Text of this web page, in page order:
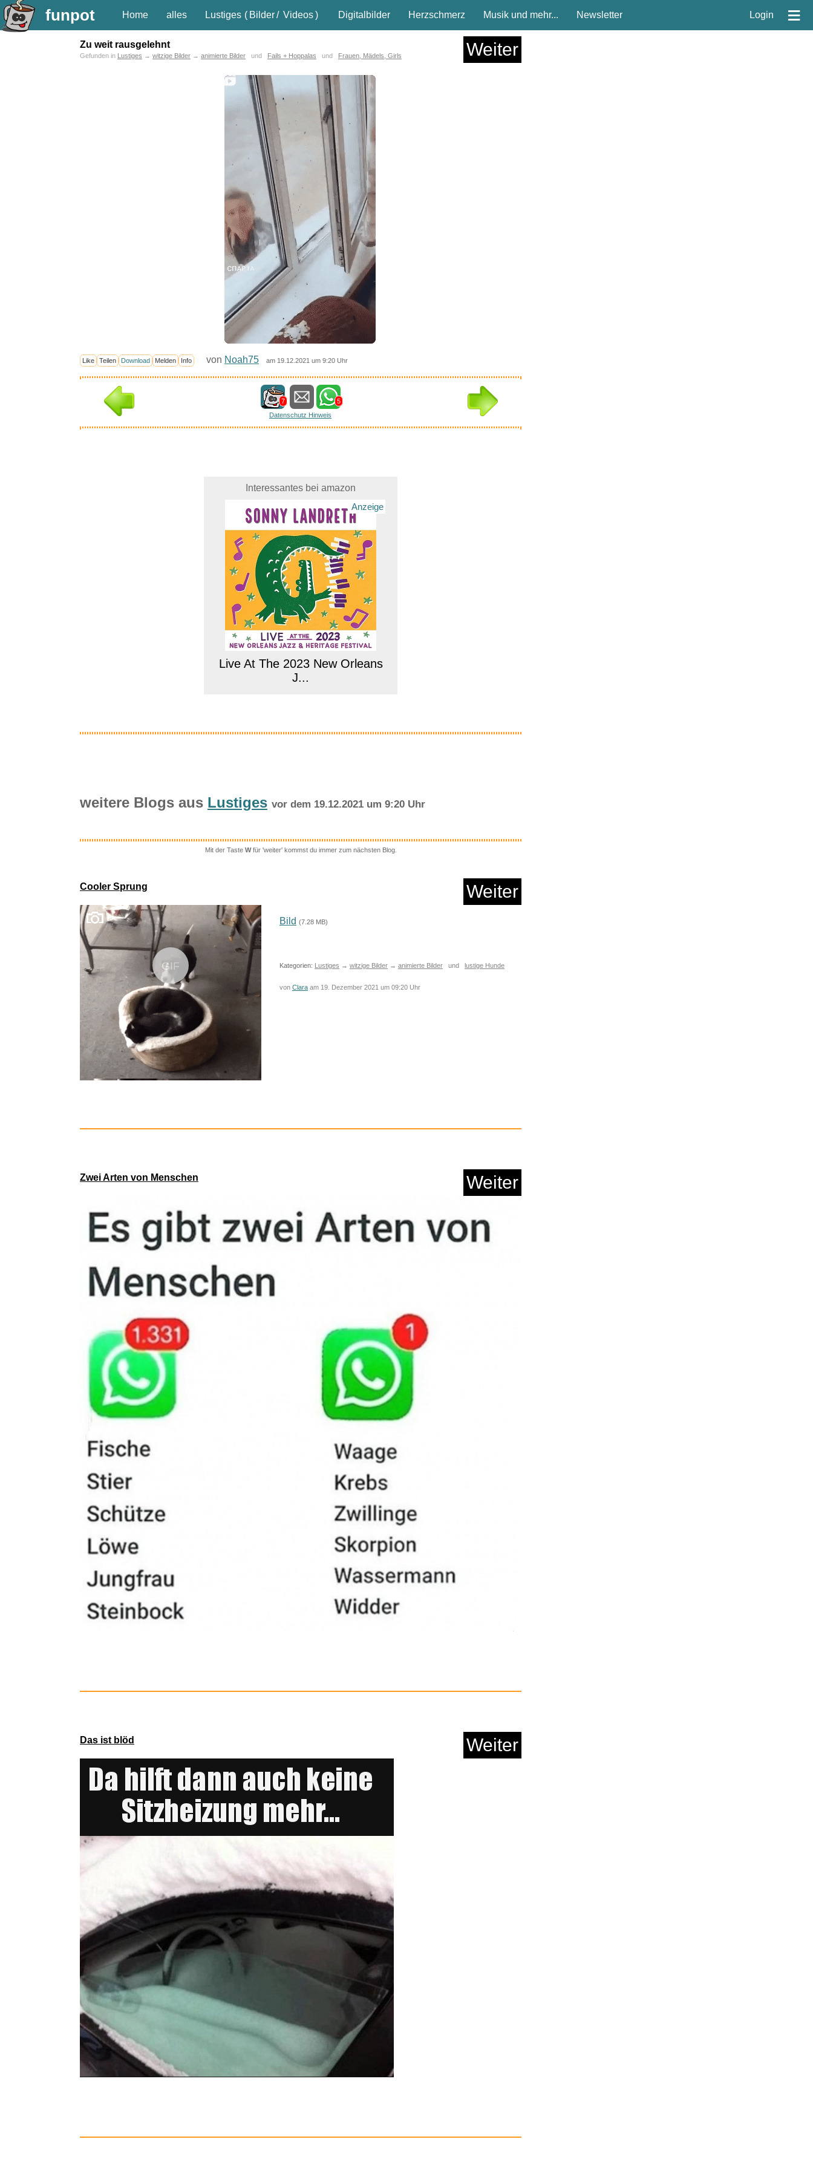
funpot Home alles Lustiges ( Bilder/ Videos) Digitalbilder Herzschmerz Musik und mehr... Newsletter Login ≡
Zu weit rausgelehnt Weiter
Gefunden in Lustiges → witzige Bilder → animierte Bilder und Fails + Hoppalas und Frauen, Mädels, Girls
Like Teilen Download Melden Info von Noah75 am 19.12.2021 um 9:20 Uhr
7
5
Datenschutz Hinweis
Interessantes bei amazon
Anzeige
Live At The 2023 New Orleans
J...
Ymxygz Priesterkragen-lät...
Oura Ring 5 Größenp...
Anzeige
Cocktail Für Eine Leiche:...
Socialter HS N�8 - la Bataille...
Sinfonien Opp.31 & 52...
Anzeige
weitere Blogs aus Lustiges vor dem 19.12.2021 um 9:20 Uhr
Mit der Taste Wfür 'weiter' kommst du immer zum nächsten Blog.
Cooler Sprung Weiter
GIF
Bild (7.28 MB)
Kategorien: Lustiges → witzige Bilder → animierte Bilder und lustige Hunde
von Clara am 19. Dezember 2021 um 09:20 Uhr
Zwei Arten von Menschen Weiter
Das ist blöd Weiter